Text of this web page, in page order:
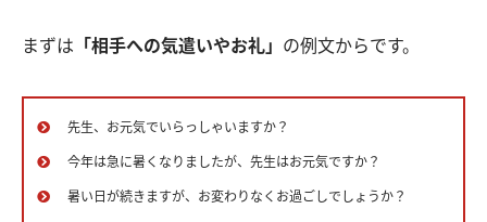
まずは 「相手への気遣いやお礼」 の例文からです。
先生、お元気でいらっしゃいますか？
今年は急に暑くなりましたが、先生はお元気ですか？
暑い日が続きますが、お変わりなくお過ごしでしょうか？